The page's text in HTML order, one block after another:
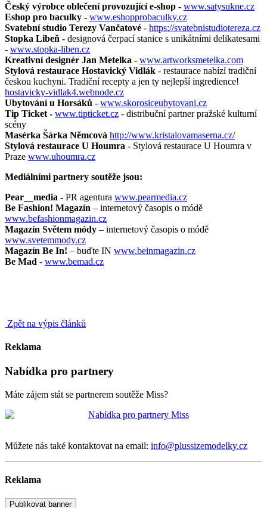
Český výrobce oblečení provozující e-shop - www.satysukne.cz
Eshop pro baculky - www.eshopprobaculky.cz
Svatební studio Terezy Vančatové - https://svatebnistudiotereza.cz
Stopka Libeň - designová čerpací stanice s unikátními delikatesami
- www.stopka-liben.cz
Kreativní designér Jan Metelka - www.artworksmetelka.com
Stylová restaurace Hostavický Vidlák - restaurace nabízí tradiční
českou kuchyni. Tradiční recepty a jen ty nejlepší ingredience!
hostavicky-vidlak4.webnode.cz
Ubytování u Horsáků - www.skorosiceubytovani.cz
Tip Ticket - www.tipticket.cz - distribuční partner pražské kulturní
scény
Masérka Šárka Němcová http://www.kristalovamaserna.cz/
Stylová restaurace U Houmra - Stylová restaurace U Houmra v
Praze www.uhoumra.cz
Mediálními partnery soutěže jsou:
Pear__media - PR agentura www.pearmedia.cz
Be Fashion! Magazín – internetový časopis o módě
www.befashionmagazin.cz
Magazín Světem módy – internetový časopis o módě
www.svetemmody.cz
Magazín Be In! – buďte IN www.beinmagazin.cz
Be Mad - www.bemad.cz
Zpět na výpis článků
Reklama
Nabídka pro partnery
Máte zájem stát se partnerem soutěže Miss?
Můžete nás také kontaktovat na email: info@plussizemodelky.cz
Reklama
Publikovat banner